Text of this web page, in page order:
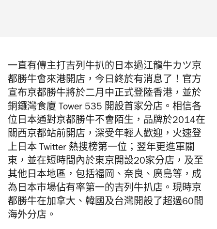
一直有傳主打吉列牛扒的日本過江龍牛カツ京
都勝牛會來港開店，今日終於有消息了！官方
宣布京都勝牛將於二月中正式登陸香港，並於
銅鑼灣食廈 Tower 535 開設首家分店。 相信各
位日本通對京都勝牛不會陌生，品牌於2014在
關西京都站前開店， 深受年輕人歡迎，火速登
上日本 Twitter 熱搜榜第一位； 翌年更進軍關
東，並在短時間內於東京開設20家分店， 及至
其他日本地區，包括福岡、奈良、廣島等，成
為日本市場佔有率第一的吉列牛扒店。現時京
都勝牛在加拿大、韓國及台灣開設了 超過60間
海外分店。